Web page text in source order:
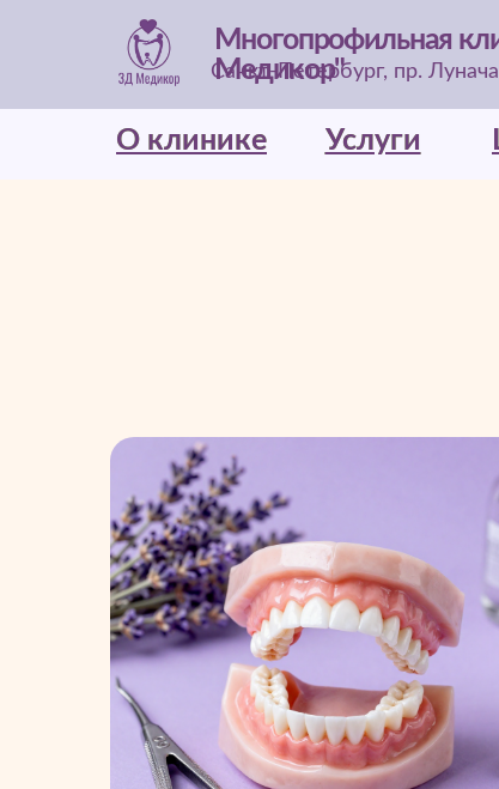
Многопрофильная
Медикор"
Санкт-Петербург, пр.
О клинике
О клинике Услуги
Услуги